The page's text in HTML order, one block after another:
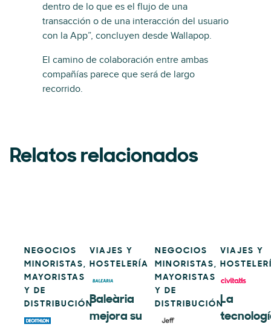
dentro de lo que es el flujo de una
transacción o de una interacción del usuario
con la App”, concluyen desde Wallapop.
El camino de colaboración entre ambas
compañías parece que será de largo
recorrido.
Relatos relacionados
NEGOCIOS
MINORISTAS,
MAYORISTAS
Y DE
DISTRIBUCIÓN
VIAJES Y
HOSTELERÍA
Baleària
mejora su
NEGOCIOS
MINORISTAS,
MAYORISTAS
Y DE
DISTRIBUCIÓN
VIAJES Y
La